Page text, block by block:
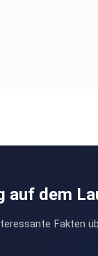
auf dem
Fakten